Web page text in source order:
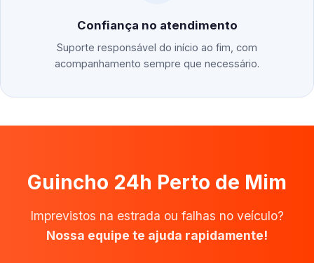
Confiança no atendimento
Suporte responsável do início ao fim, com
acompanhamento sempre que necessário.
Guincho 24h Perto de Mim
Imprevistos na estrada ou falhas no veículo?
Nossa equipe te ajuda rapidamente!